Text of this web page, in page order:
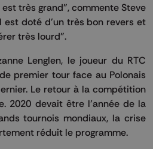
très grand", commente Steve
est doté d'un très bon revers et
très lourd".
Lenglen, le joueur du RTC
premier tour face au Polonais
Le retour à la compétition
2020 devait être l’année de la
tournois mondiaux, la crise
réduit le programme.